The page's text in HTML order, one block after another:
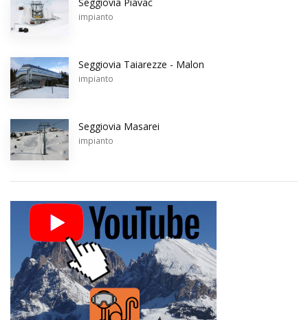
impianto
Seggiovia Taiarezze - Malon
impianto
Seggiovia Masarei
impianto